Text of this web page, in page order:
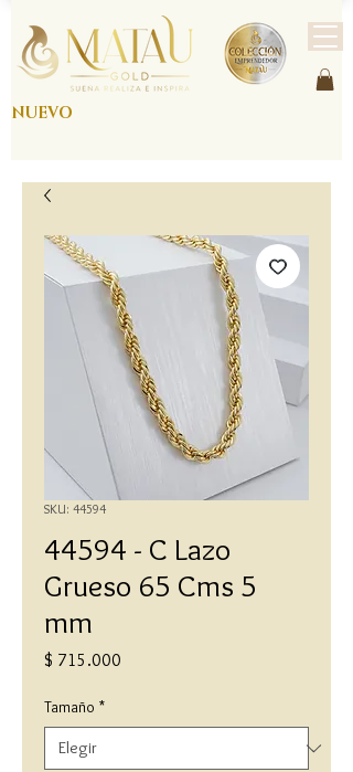
NUEVO
SKU: 44594
44594 - C Lazo
Grueso 65 Cms 5
mm
$ 715.000
Tamaño *